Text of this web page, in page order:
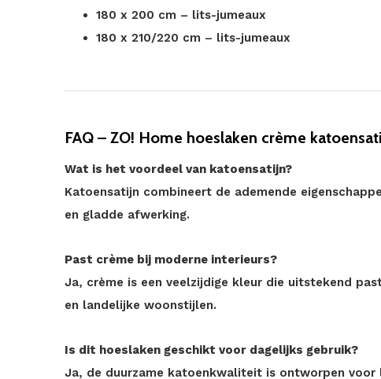
180 x 200 cm – lits-jumeaux
180 x 210/220 cm – lits-jumeaux
FAQ – ZO! Home hoeslaken crème
Wat is het voordeel van katoensatijn?
Katoensatijn combineert de ademende
en gladde afwerking.
Past crème bij moderne interieurs?
Ja, crème is een veelzijdige kleur die uitstekend
en landelijke woonstijlen.
Is dit hoeslaken geschikt voor dagelijks gebruik?
Ja, de duurzame katoenkwaliteit is ontworpen